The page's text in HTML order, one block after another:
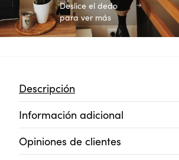
Deslice el dedo
para ver más
Descripción
Información adicional
Opiniones de clientes